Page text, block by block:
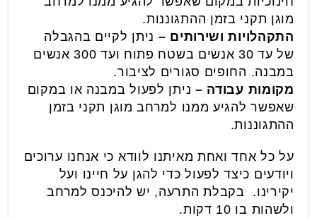
מוגן תקני בזמן ההתגוננות.
התקהלויות ושירותים – ניתן לקיים בהגבלה
של עד 30 אנשים בשטח פתוח ועד 300 אנשים
במבנה. החופים סגורים לציבור.
מקומות עבודה – ניתן לפעול במבנה או במקום
שאפשר להגיע ממנו למרחב מוגן תקני בזמן
ההתגוננות.
על כל אחד ואחת מאיתנו לוודא כי אנחנו ערוכים
ויודעים כיצד לפעול כדי להגן על חיינו ועל
יקירינו. בקבלת התרעה, יש להיכנס למרחב
ולשהות בו 10 דקות.